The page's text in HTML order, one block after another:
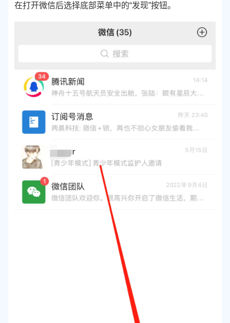
在打开微信后选择底部菜单中的“发现”按钮。